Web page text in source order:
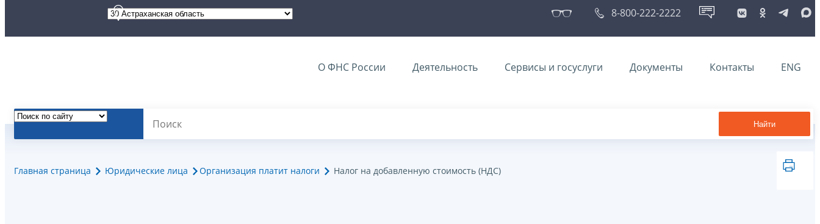
8-800-222-2222
О ФНС России Деятельность Сервисы и госуслуги Документы Контакты ENG
Найти
Главная страница Юридические лица Организация платит налоги Налог на добавленную стоимость (НДС)